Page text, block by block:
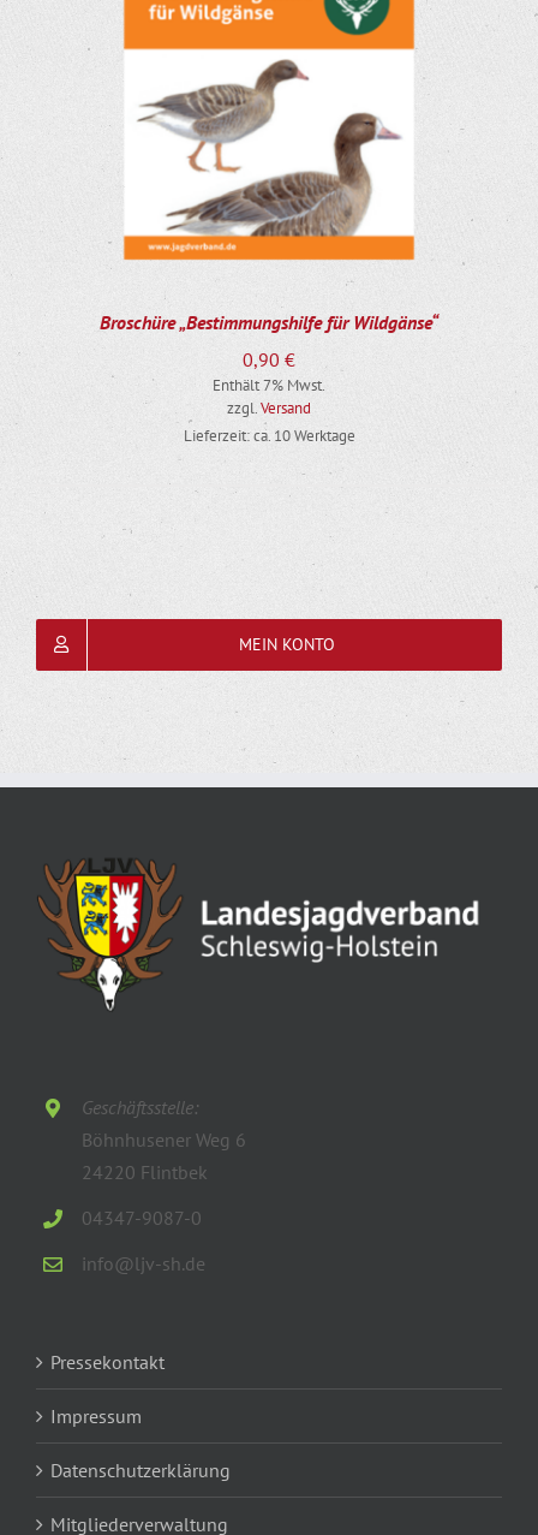
Broschüre „Bestimmungshilfe für Wildgänse“
0,90 €
Enthält 7% Mwst.
zzgl.Versand
Lieferzeit: ca. 10 Werktage
MEIN KONTO
Geschäftsstelle:
Böhnhusener Weg 6
24220 Flintbek
04347-9087-0
info@ljv-sh.de
Pressekontakt
Impressum
Datenschutzerklärung
Mitgliederverwaltung